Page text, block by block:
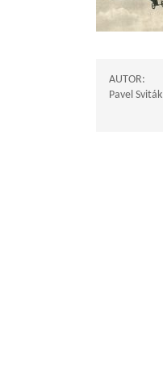
AUTOR:
Pavel Sviták